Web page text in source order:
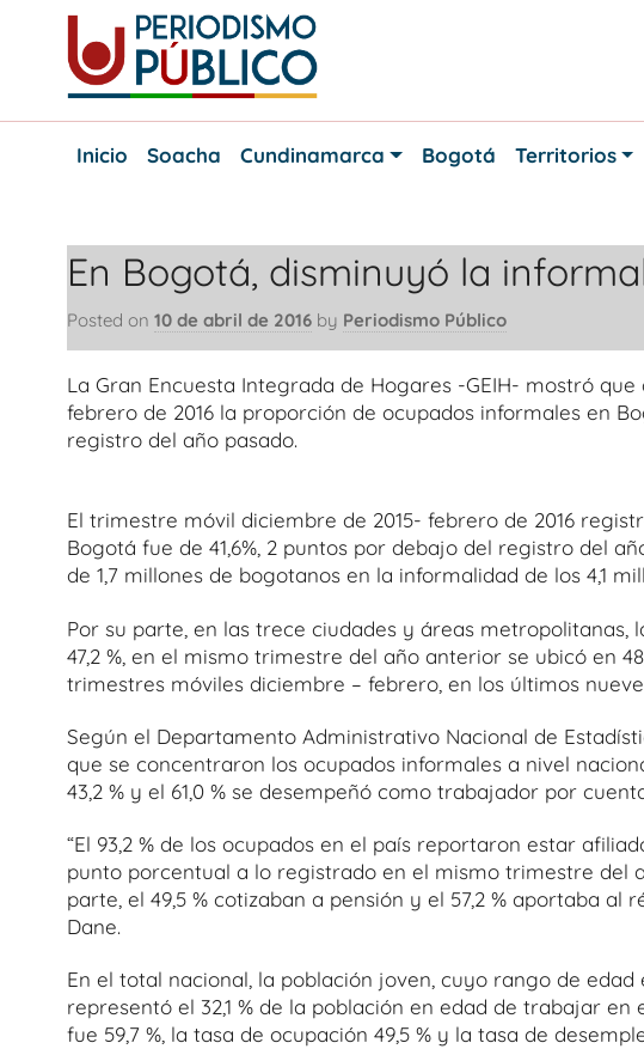
content
Periodismo
Noticias
Bogotá
y
Cundinamarca
Inicio
Soacha Cundinamarca Bogotá Territorios
En Bogotá, disminuyó la
Posted on 10 de abril de 2016 by Periodismo Público
La Gran Encuesta Integrada de Hogares -GEIH- mostró
febrero de 2016 la proporción de ocupados informales en
registro del año pasado.
El trimestre móvil diciembre de 2015- febrero de 2016
Bogotá fue de 41,6%, 2 puntos por debajo del registro del
de 1,7 millones de bogotanos en la informalidad de los 4,1
Por su parte, en las trece ciudades y áreas
47,2 %, en el mismo trimestre del año anterior se ubicó en
trimestres móviles diciembre – febrero, en los últimos
Según el Departamento Administrativo Nacional de
que se concentraron los ocupados informales a nivel
43,2 % y el 61,0 % se desempeñó como trabajador por
“El 93,2 % de los ocupados en el país reportaron estar
punto porcentual a lo registrado en el mismo trimestre del
parte, el 49,5 % cotizaban a pensión y el 57,2 % aportaba
Dane.
En el total nacional, la población joven, cuyo rango de edad
representó el 32,1 % de la población en edad de trabajar
fue 59,7 %, la tasa de ocupación 49,5 % y la tasa de